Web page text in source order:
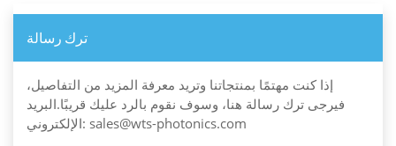
ترك رسالة
إذا كنت مهتمًا بمنتجاتنا وتريد معرفة المزيد من التفاصيل،
فيرجى ترك رسالة هنا، وسوف نقوم بالرد عليك قريبًا.البريد
الإلكتروني: sales@wts-photonics.com